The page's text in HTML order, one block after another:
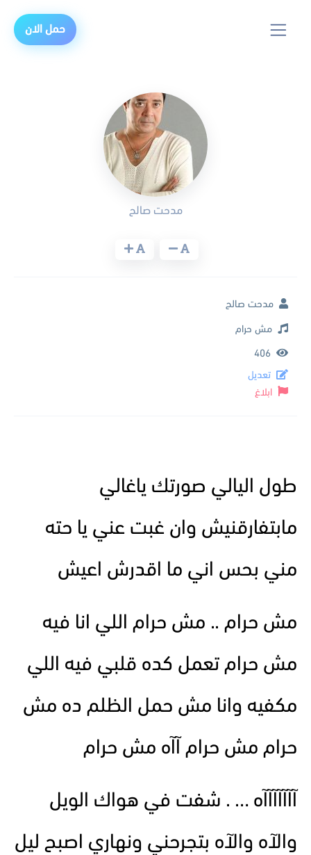
حمل الان
طول اليالي صورتك ياغالي
مابتفارقنيش وان غبت عني يا حته
مني بحس اني ما اقدرش اعيش
مش حرام .. مش حرام اللي انا فيه
مش حرام تعمل كده قلبي فيه اللي
مكفيه وانا مش حمل الظلم ده مش
حرام مش حرام آآه مش حرام
آآآآآآآه … . شفت في هواك الويل
والآه والآه بتجرحني ونهاري اصبح ليل
مدحت صالح
مدحت صالح
مش حرام
406
تعديل
ابلاغ